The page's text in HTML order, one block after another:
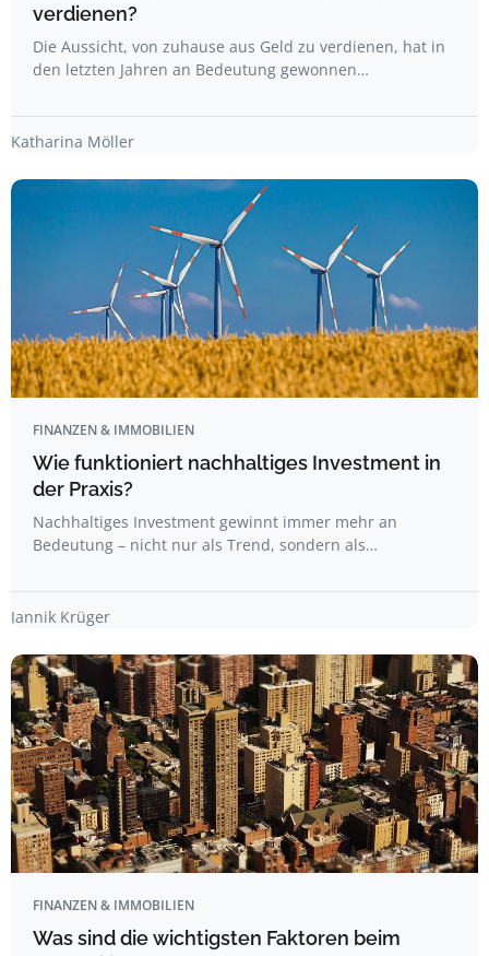
verdienen?
Die Aussicht, von zuhause aus Geld zu verdienen, hat in
den letzten Jahren an Bedeutung gewonnen…
Katharina Möller
FINANZEN & IMMOBILIEN
Wie funktioniert nachhaltiges Investment in
der Praxis?
Nachhaltiges Investment gewinnt immer mehr an
Bedeutung – nicht nur als Trend, sondern als…
Jannik Krüger
FINANZEN & IMMOBILIEN
Was sind die wichtigsten Faktoren beim